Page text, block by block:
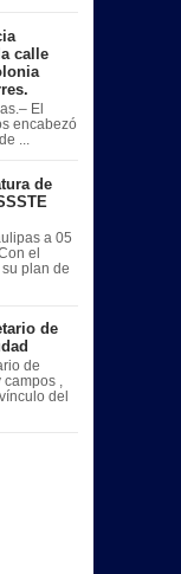
calle
El
encabezó
...
de
a 05
el
plan de
de
de
,
del